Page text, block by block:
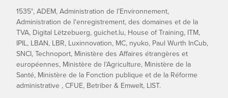
1535°, ADEM, Administration de l’Environnement,
Administration de l'enregistrement, des domaines et de la
TVA, Digital Lëtzebuerg, guichet.lu, House of Training, ITM,
IPIL, LBAN, LBR, Luxinnovation, MC, nyuko, Paul Wurth InCub,
SNCI, Technoport, Ministère des Affaires étrangères et
européennes, Ministère de l’Agriculture, Ministère de la
Santé, Ministère de la Fonction publique et de la Réforme
administrative , CFUE, Betriber & Emwelt, LIST.